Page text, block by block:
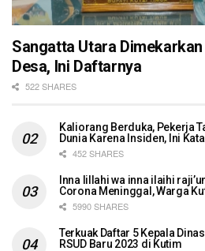
Sangatta Utara
Desa, Ini Daftarnya
522 SHARES
Kaliorang Berduka, Pekerja
Dunia Karena Insiden, Ini
452 SHARES
Inna lillahi wa inna ilaihi
Corona Meninggal, Warga
5990 SHARES
Terkuak Daftar 5 Kepala
RSUD Baru 2023 di Kutim